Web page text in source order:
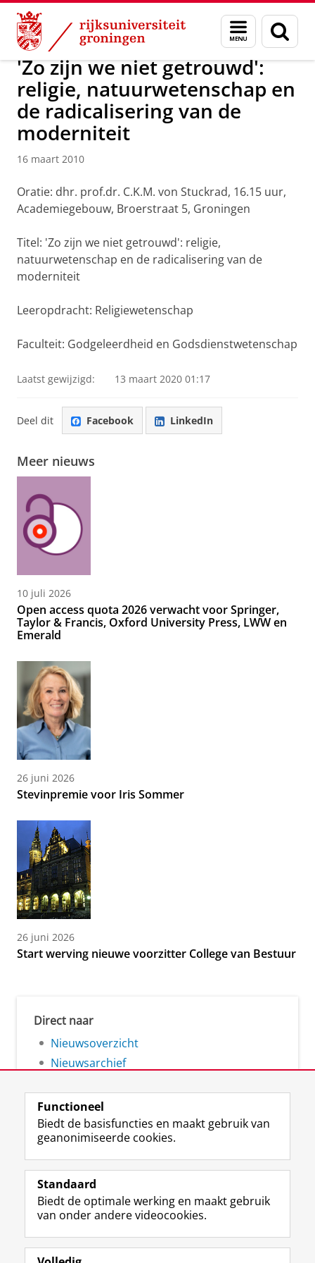
Skip
Content
Skip
Navigation
Menu
en
zoeken
Over ons Actueel Nieuws Nieuwsberichten
'Zo zijn we niet getrouwd':
religie, natuurwetenschap en
de radicalisering van de
moderniteit
16 maart 2010
Oratie: dhr. prof.dr. C.K.M. von Stuckrad, 16.15 uur,
Academiegebouw, Broerstraat 5, Groningen
Titel: 'Zo zijn we niet getrouwd': religie,
natuurwetenschap en de radicalisering van de
moderniteit
Leeropdracht: Religiewetenschap
Faculteit: Godgeleerdheid en Godsdienstwetenschap
Laatst gewijzigd: 13 maart 2020 01:17
Deel dit Facebook LinkedIn
Meer nieuws
10 juli 2026
Open access quota 2026 verwacht voor Springer,
Taylor & Francis, Oxford University Press, LWW en
Emerald
26 juni 2026
Stevinpremie voor Iris Sommer
26 juni 2026
Start werving nieuwe voorzitter College van Bestuur
Direct naar
Nieuwsoverzicht
Nieuwsarchief
Volg de RUG
F
a
e
b
o
L
i
k
e
I
R
S
-
f
e
I
n
t
r
Y
o
T
e
Studiekiezers
Alumni
Functioneel
Biedt de basisfuncties en maakt gebruik van
geanonimiseerde cookies.
Standaard
Biedt de optimale werking en maakt gebruik
van onder andere videocookies.